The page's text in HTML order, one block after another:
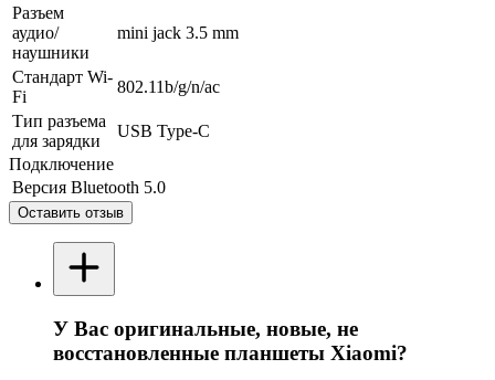
Разъем
аудио/
наушники
mini jack 3.5 mm
Стандарт Wi-
Fi
802.11b/g/n/ac
Тип разъема
для зарядки
USB Type-C
Подключение
Версия Bluetooth 5.0
Оставить отзыв
У Вас оригинальные, новые, не
восстановленные планшеты Xiaomi?